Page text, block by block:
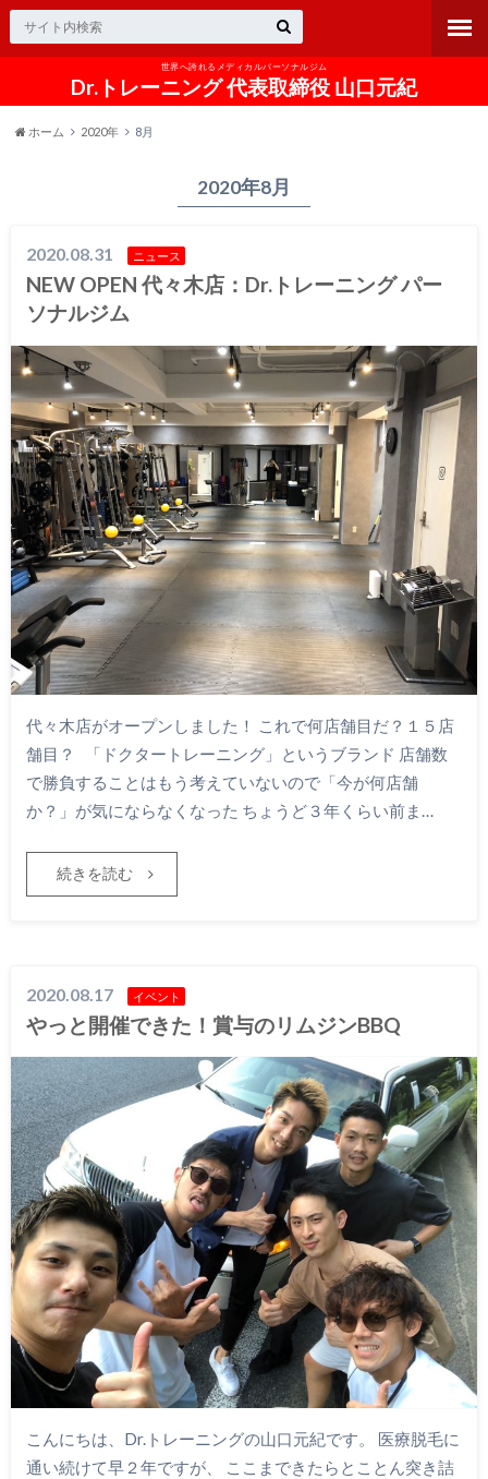
世界へ誇れるメディカルパーソナルジム
Dr.トレーニング 代表取締役 山口元紀
ホーム 2020年 8月
2020年8月
2020.08.31 ニュース
NEW OPEN 代々木店：Dr.トレーニング パー
ソナルジム
代々木店がオープンしました！ これで何店舗目だ？１５店
舗目？ 「ドクタートレーニング」というブランド 店舗数
で勝負することはもう考えていないので「今が何店舗
か？」が気にならなくなった ちょうど３年くらい前ま…
続きを読む
2020.08.17 イベント
やっと開催できた！賞与のリムジンBBQ
こんにちは、Dr.トレーニングの山口元紀です。 医療脱毛に
通い続けて早２年ですが、 ここまできたらとことん突き詰